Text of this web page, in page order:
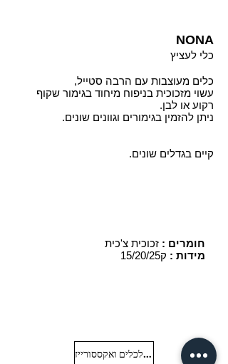
כלי לעציץ
כלים מעוצבות עם הרבה סטייל,
עשוי מזכוכית בניפוח מיחוד בגימור שקוף
רקוע או לבן.
ניתן להזמין בגימורים וגוונים שונים.
קיים בגדלים שונים.
NONA
חומרים :
מידות : ק15/20/25
חזרה לכלים ואקססורייז